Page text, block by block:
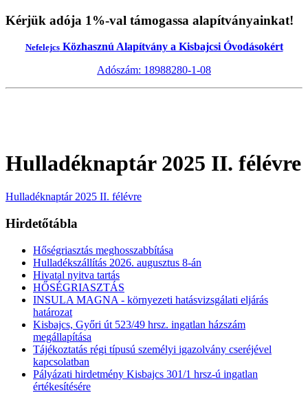
Kérjük adója 1%-val támogassa alapítványainkat!
NefelejcsKözhasznú Alapítvány a Kisbajcsi Óvodásokért
Adószám: 18988280-1-08
Hulladéknaptár 2025 II. félévre
Hulladéknaptár 2025 II. félévre
Hirdetőtábla
Hőségriasztás meghosszabbítása
Hulladékszállítás 2026. augusztus 8-án
Hivatal nyitva tartás
HŐSÉGRIASZTÁS
INSULA MAGNA - környezeti hatásvizsgálati eljárás
határozat
Kisbajcs, Győri út 523/49 hrsz. ingatlan házszám
megállapítása
Tájékoztatás régi típusú személyi igazolvány cseréjével
kapcsolatban
Pályázati hirdetmény Kisbajcs 301/1 hrsz-ú ingatlan
értékesítésére